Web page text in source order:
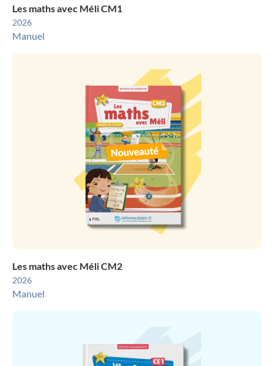
Les maths avec Méli CM1
2026
Manuel
Les maths avec Méli CM2
2026
Manuel